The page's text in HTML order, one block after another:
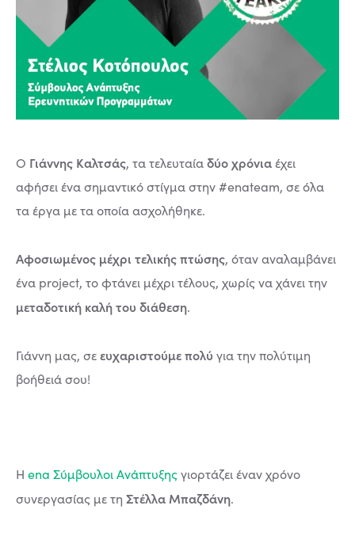
Ο Γιάννης Καλτσάς, τα τελευταίαδύο χρόνιαέχει
αφήσει ένα σημαντικό στίγμα στην #enateam, σε όλα
τα έργα με τα οποία ασχολήθηκε.
Αφοσιωμένος μέχρι τελικής πτώσης, όταν αναλαμβάνει
ένα project, το φτάνει μέχρι τέλους, χωρίς να χάνει την
μεταδοτική καλή του διάθεση.
Γιάννη μας, σεευχαριστούμε πολύ για την πολύτιμη
βοήθειά σου!
Η ena Σύμβουλοι Ανάπτυξηςγιορτάζει έναν χρόνο
συνεργασίας με τη Στέλλα Μπαζδάνη.